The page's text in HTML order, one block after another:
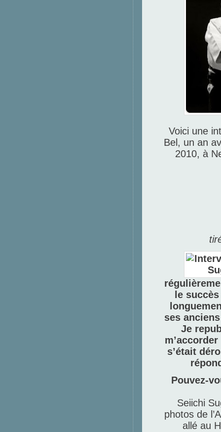
Voici une
Bel, un an
2010, à
le
ses
Je
s’était
Pouvez-
Seiichi
photos de
allé au